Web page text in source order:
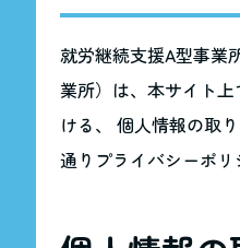
就労継続支援A型事業
業所）は、本サイト
ける、 個人情報の取
通りプライバシーポリ